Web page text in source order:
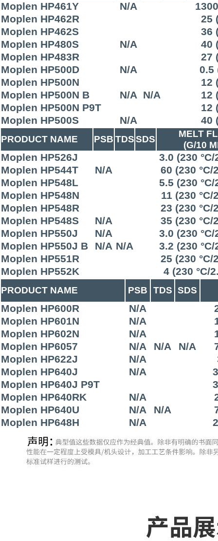
Moplen HP461Y N/A
Moplen HP462R
25
Moplen HP462S
36
Moplen HP480S
N/A
40
Moplen HP483R
27
Moplen HP500D
N/A
0.5
Moplen HP500N
12
Moplen HP500N B
N/A N/A
12
Moplen HP500N P9T
12
Moplen HP500S
N/A 40
PRODUCT NAME PSB TDSSDS
MELT
(G/10
Moplen HP526J
3.0 (230
Moplen HP544T
N/A
60 (230 °C/
Moplen HP548L
5.5 (230
Moplen HP548N
11 (230 °C/
Moplen HP548R
23 (230 °C/
Moplen HP548S
N/A
35 (230 °C/
Moplen HP550J
N/A
3.0 (230
Moplen HP550J B
N/A N/A
3.2 (230
Moplen HP551R
25 (230 °C/
Moplen HP552K
4 (230 °C/
PRODUCT NAME PSB TDS SDS
Moplen HP600R N/A
Moplen HP601N
N/A
Moplen HP602N
N/A
Moplen HP6057
N/A N/A N/A
Moplen HP622J
N/A
Moplen HP640J
N/A
Moplen HP640J P9T
Moplen HP640RK
N/A
Moplen HP640U
N/A N/A
Moplen HP648H
N/A